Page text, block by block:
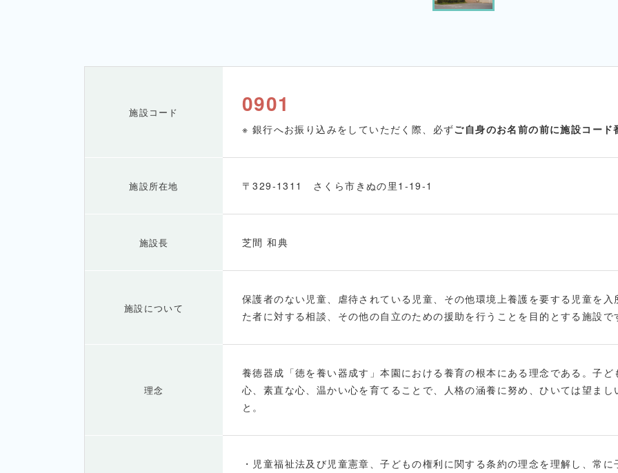
施設コード 0901
※ 銀行へお振り込みをしていただく際、必ずご自身のお名前の前に施設コード
施設所在地 〒329-1311 さくら市きぬの里1-19-1
施設長 芝間 和典
施設について
保護者のない児童、虐待されている児童、その他環境上養護を要する児童を
た者に対する相談、その他の自立のための援助を行うことを目的とする施設で
理念
養徳器成「徳を養い器成す」本園における養育の根本にある理念である。子
心、素直な心、温かい心を育てることで、人格の涵養に努め、ひいては望ま
と。
・児童福祉法及び児童憲章、子どもの権利に関する条約の理念を理解し、常